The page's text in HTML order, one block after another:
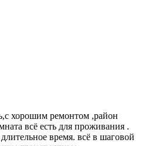
хорошим ремонтом ,район
всё есть для проживания .
время. всё в шаговой